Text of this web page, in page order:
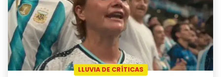
LLUVIA DE CRÍTICAS